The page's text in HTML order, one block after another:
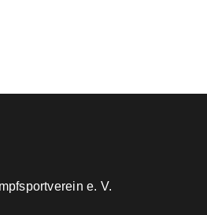
e. V.